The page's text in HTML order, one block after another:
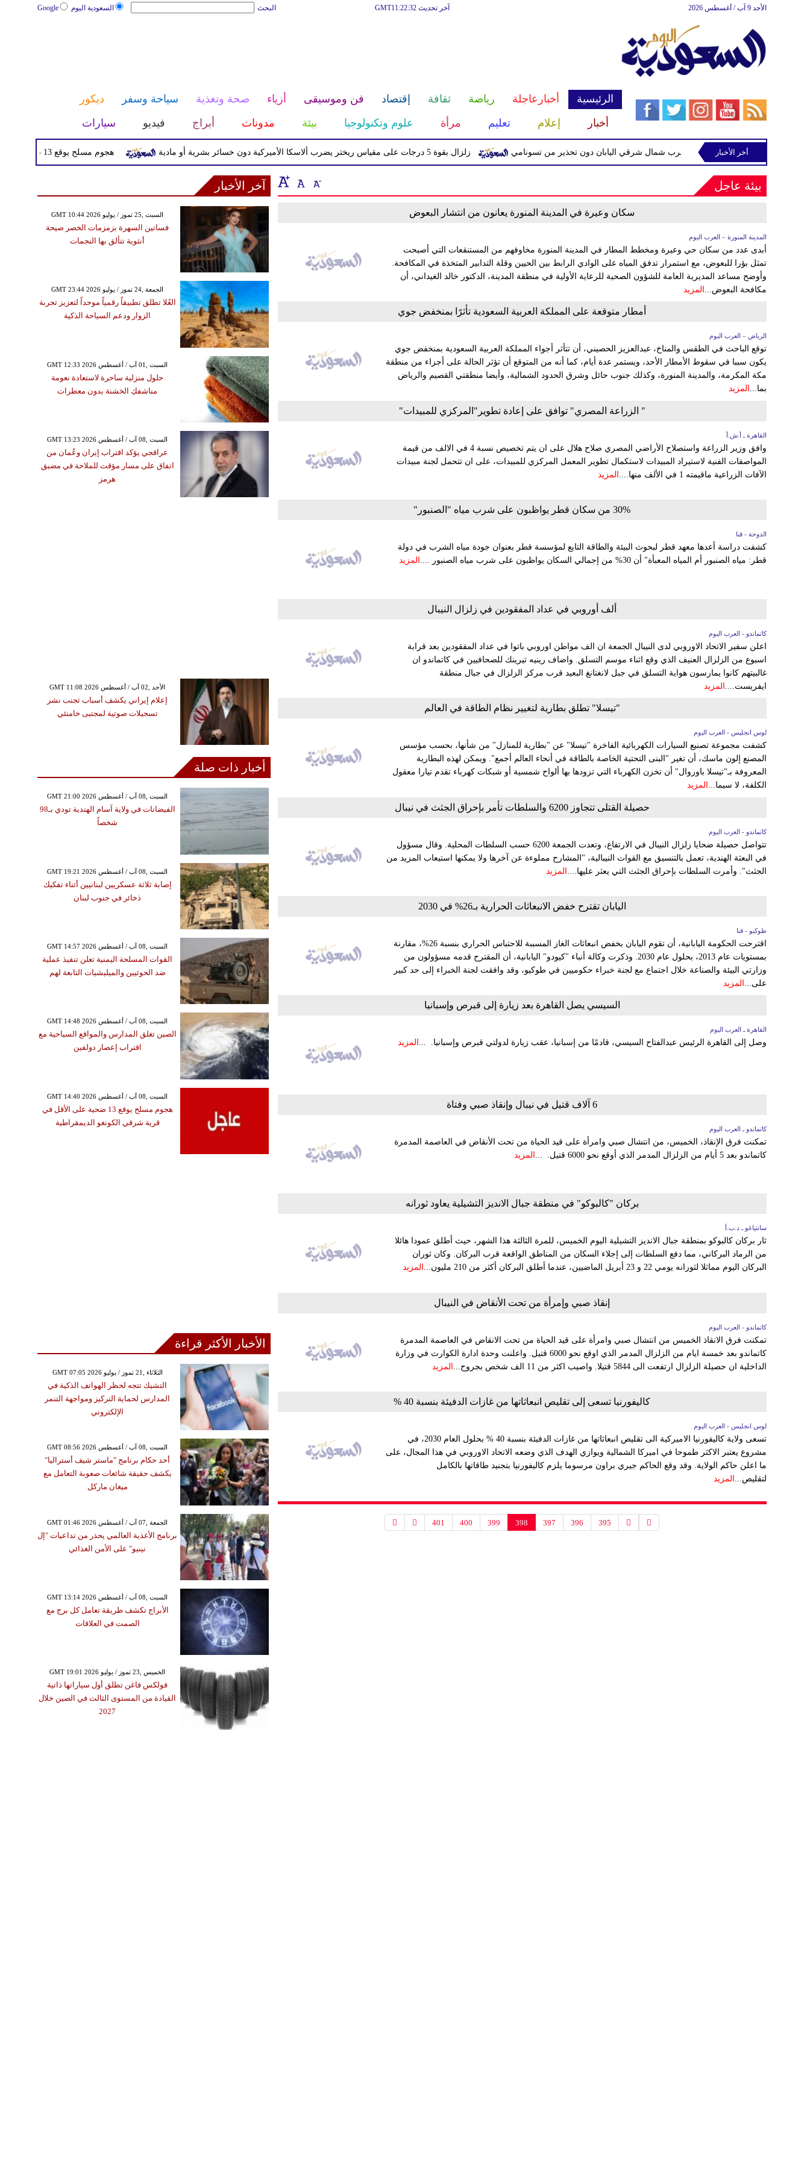
السعودية اليوم Google البحث آخر تحديث GMT11:22:32 الأحد 9 آب / أغسطس 2026
الرئيسية أخبارعاجلة رياضة ثقافة إقتصاد فن وموسيقى أزياء صحة وتغذية سياحة وسفر
ديكور
أخبار
إعلام تعليم مرأة علوم وتكنولوجيا بيئة مدونات أبراج فيديو سيارات
هجوم مسلح يوقع 13 ضحية على الأقل في قرية شرقي الكونغو الديمقراطية زلزال بقوة 5 درجات على مقياس ريختر يضرب ألاسكا الأميركية دون خسائر بشرية أو مادية زلزال بقوة 5.6 درجات يضرب شمال شرقي اليابان دون تحذير من تسوناميأخر الأخبار
بيئة عاجل
سكان وعيرة في المدينة المنورة يعانون من انتشار البعوض
المدينة المنورة – العرب اليوم
أبدى عدد من سكان حي وعيرة ومخطط المطار في المدينة المنورة مخاوفهم من المستنقعات التي أصبحت
تمثل بؤرا للبعوض، مع استمرار تدفق المياه على الوادي الرابط بين الحيين وقلة التدابير المتخذة في المكافحة.
وأوضح مساعد المديرية العامة للشؤون الصحية للرعاية الأولية في منطقة المدينة، الدكتور خالد الغيداني، أن
مكافحة البعوض... المزيد
أمطار متوقعة على المملكة العربية السعودية تأثرًا بمنخفض جوي
الرياض – العرب اليوم
توقع الباحث في الطقس والمناخ، عبدالعزيز الحصيني، أن تتأثر أجواء المملكة العربية السعودية بمنخفض جوي
يكون سببا في سقوط الأمطار الأحد، ويستمر عدة أيام، كما أنه من المتوقع أن تؤثر الحالة على أجزاء من منطقة
مكة المكرمة، والمدينة المنورة، وكذلك جنوب حائل وشرق الحدود الشمالية، وأيضا منطقتي القصيم والرياض
بما... المزيد
" الزراعة المصري" توافق على إعادة تطوير"المركزي للمبيدات"
القاهرة ـ أ.ش.أ
وافق وزير الزراعة واستصلاح الأراضي المصري صلاح هلال على ان يتم تخصيص نسبة 4 في الالف من قيمة
المواصفات الفنية لاستيراد المبيدات لاستكمال تطوير المعمل المركزي للمبيدات، على ان تتحمل لجنة مبيدات
الآفات الزراعية ماقيمته 1 في الألف منها....
المزيد
30% من سكان قطر يواظبون على شرب مياه "الصنبور"
الدوحة - قنا
كشفت دراسة أعدها معهد قطر لبحوث البيئة والطاقة التابع لمؤسسة قطر بعنوان جودة مياه الشرب في دولة
قطر: مياه الصنبور أم المياه المعبأة" أن 30% من إجمالي السكان يواظبون على شرب مياه الصنبور ....
المزيد
ألف أوروبي في عداد المفقودين في زلزال النيبال
كاتماندو - العرب اليوم
اعلن سفير الاتحاد الاوروبي لدى النيبال الجمعة ان الف مواطن اوروبي باتوا في عداد المفقودين بعد قرابة
اسبوع من الزلزال العنيف الذي وقع اثناء موسم التسلق. واضاف رينيه تيرينك للصحافيين في كاتماندو ان
غالبيتهم كانوا يمارسون هواية التسلق في جبل لانغتانغ البعيد قرب مركز الزلزال في جبال منطقة
ايفريست.... المزيد
"تيسلا" تطلق بطارية لتغيير نظام الطاقة في العالم
لوس انجليس - العرب اليوم
كشفت مجموعة تصنيع السيارات الكهربائية الفاخرة "تيسلا" عن "بطارية للمنازل" من شأنها، بحسب مؤسس
المصنع إلون ماسك، أن تغير "البنى التحتية الخاصة بالطاقة في أنحاء العالم أجمع". ويمكن لهذه البطارية
المعروفة بـ"تيسلا باوروال" أن تخزن الكهرباء التي تزودها بها ألواح شمسية أو شبكات كهرباء تقدم تيارا معقول
الكلفة، لا سيما... المزيد
حصيلة القتلى تتجاوز 6200 والسلطات تأمر بإحراق الجثث في نيبال
كاتماندو - العرب اليوم
تتواصل حصيلة ضحايا زلزال النيبال في الارتفاع، وتعدت الجمعة 6200 حسب السلطات المحلية. وقال مسؤول
في البعثة الهندية، تعمل بالتنسيق مع القوات النيبالية، "المشارح مملوءة عن آخرها ولا يمكنها استيعاب المزيد من
الجثث". وأمرت السلطات بإحراق الجثث التي يعثر عليها.... المزيد
اليابان تقترح خفض الانبعاثات الحرارية بـ26% في 2030
طوكيو - قنا
اقترحت الحكومة اليابانية، أن تقوم اليابان بخفض انبعاثات الغاز المسببة للاحتباس الحراري بنسبة 26%، مقارنة
بمستويات عام 2013، بحلول عام 2030. وذكرت وكالة أنباء "كيودو" اليابانية، أن المقترح قدمه مسؤولون من
وزارتي البيئة والصناعة خلال اجتماع مع لجنة خبراء حكوميين في طوكيو، وقد وافقت لجنة الخبراء إلى حد كبير
على...
المزيد
السيسي يصل القاهرة بعد زيارة إلى قبرص وإسبانيا
القاهرة ـ العرب اليوم
وصل إلى القاهرة الرئيس عبدالفتاح السيسي، قادمًا من إسبانيا، عقب زيارة لدولتي قبرص وإسبانيا. ... المزيد
6 آلاف قتيل في نيبال وإنقاذ صبي وفتاة
كاتماندو ـ العرب اليوم
تمكنت فرق الإنقاذ، الخميس، من انتشال صبي وامرأة على قيد الحياة من تحت الأنقاض في العاصمة المدمرة
كاتماندو بعد 5 أيام من الزلزال المدمر الذي أوقع نحو 6000 قتيل. ...
المزيد
بركان "كالبوكو" في منطقة جبال الانديز التشيلية يعاود ثورانه
سانتياغو ـ د.ب.أ
ثار بركان كالبوكو بمنطقة جبال الانديز التشيلية اليوم الخميس، للمرة الثالثة هذا الشهر، حيث أطلق عمودا هائلا
من الرماد البركاني، مما دفع السلطات إلى إجلاء السكان من المناطق الواقعة قرب البركان. وكان ثوران
البركان اليوم مماثلا لثورانه يومي 22 و 23 أبريل الماضيين، عندما أطلق البركان أكثر من 210 مليون...
المزيد
إنقاذ صبي وإمرأة من تحت الأنقاض في النيبال
كاتماندو - العرب اليوم
تمكنت فرق الانقاذ الخميس من انتشال صبي وامرأة على قيد الحياة من تحت الانقاض في العاصمة المدمرة
كاتماندو بعد خمسة ايام من الزلزال المدمر الذي اوقع نحو 6000 قتيل. واعلنت وحدة ادارة الكوارث في وزارة
الداخلية ان حصيلة الزلزال ارتفعت الى 5844 قتيلا. واصيب اكثر من 11 الف شخص بجروح...
المزيد
كاليفورنيا تسعى إلى تقليص انبعاثاتها من غازات الدفيئة بنسبة 40 %
لوس انجليس - العرب اليوم
تسعى ولاية كاليفورنيا الاميركية الى تقليص انبعاثاتها من غازات الدفيئة بنسبة 40 % بحلول العام 2030، في
مشروع يعتبر الاكثر طموحا في اميركا الشمالية ويوازي الهدف الذي وضعه الاتحاد الاوروبي في هذا المجال، على
ما اعلن حاكم الولاية. وقد وقع الحاكم جيري براون مرسوما يلزم كاليفورنيا بتجنيد طاقاتها بالكامل
لتقليص... المزيد
395
396
397
398
399
400
401
آخر الأخبار
GMT 10:44 2026 السبت ,25 تموز / يوليو
فساتين السهرة بزمزمات الخصر صيحة
أنثوية تتألق بها النجمات
GMT 23:44 2026 الجمعة ,24 تموز / يوليو
العُلا تطلق تطبيقاً رقمياً موحداً لتعزيز تجربة
الزوار ودعم السياحة الذكية
GMT 12:33 2026 السبت ,01 آب / أغسطس
حلول منزلية ساحرة لاستعادة نعومة
مناشفكِ الخشنة بدون معطرات
GMT 13:23 2026 السبت ,08 آب / أغسطس
عراقجي يؤكد اقتراب إيران وعُمان من
اتفاق على مسار مؤقت للملاحة في مضيق
هرمز
GMT 11:08 2026 الأحد ,02 آب / أغسطس
إعلام إيراني يكشف أسباب تجنب نشر
تسجيلات صوتية لمجتبى خامنئي
أخبار ذات صلة
GMT 21:00 2026 السبت ,08 آب / أغسطس
الفيضانات في ولاية آسام الهندية تودي بـ98
شخصاً
GMT 19:21 2026 السبت ,08 آب / أغسطس
إصابة ثلاثة عسكريين لبنانيين أثناء تفكيك
ذخائر في جنوب لبنان
GMT 14:57 2026 السبت ,08 آب / أغسطس
القوات المسلحة اليمنية تعلن تنفيذ عملية
ضد الحوثيين والميليشيات التابعة لهم
GMT 14:48 2026 السبت ,08 آب / أغسطس
الصين تغلق المدارس والمواقع السياحية مع
اقتراب إعصار دولفين
GMT 14:40 2026 السبت ,08 آب / أغسطس
هجوم مسلح يوقع 13 ضحية على الأقل في
قرية شرقي الكونغو الديمقراطية
الأخبار الأكثر قراءة
GMT 07:05 2026 الثلاثاء ,21 تموز / يوليو
التشيك تتجه لحظر الهواتف الذكية في
المدارس لحماية التركيز ومواجهة التنمر
الإلكتروني
GMT 08:56 2026 السبت ,08 آب / أغسطس
أحد حكام برنامج "ماستر شيف أستراليا"
يكشف حقيقة شائعات صعوبة التعامل مع
ميغان ماركل
GMT 01:46 2026 الجمعة ,07 آب / أغسطس
برنامج الأغذية العالمي يحذر من تداعيات "إل
نينيو" على الأمن الغذائي
GMT 13:14 2026 السبت ,08 آب / أغسطس
الأبراج تكشف طريقة تعامل كل برج مع
الصمت في العلاقات
GMT 19:01 2026 الخميس ,23 تموز / يوليو
فولكس فاغن تطلق أول سياراتها ذاتية
القيادة من المستوى الثالث في الصين خلال
2027